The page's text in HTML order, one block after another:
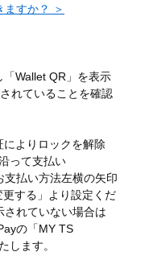
ますか？ ＞
Wallet QR」を表示
れていることを確認
よりロックを解除
って支払い
払い方法左横の矢印
する」より設定くだ
されていない場合は
の「MY TS
します。